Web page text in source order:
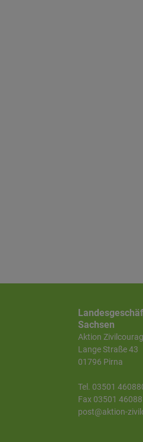
Sachsen
Aktion
Lange Straße 43
01796 Pirna
Tel. 03501
Fax 03501
post@aktion-